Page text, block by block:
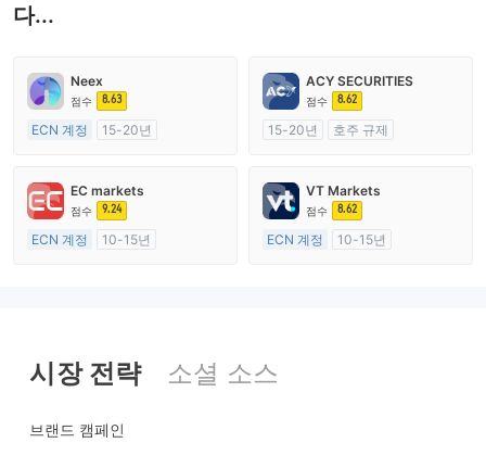
다...
Neex
점수 8.63
ECN 계정
15-20년
외환 거래 라이선스 (MM)
마스터 레이블 MT4
ACY SECURITIES
점수 8.62
15-20년
호주 규제
마스터 레이블 MT4
EC markets
점수 9.24
ECN 계정
10-15년
VT Markets
점수 8.62
ECN 계정
10-15년
시장 전략 소셜 소스